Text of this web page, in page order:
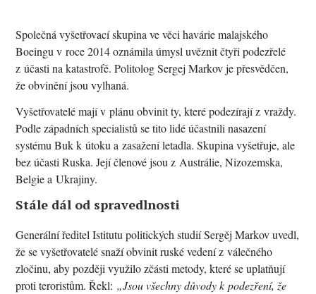
Společná vyšetřovací skupina ve věci havárie malajského
Boeingu v roce 2014 oznámila úmysl uvěznit čtyři podezřelé
z účasti na katastrofě. Politolog Sergej Markov je přesvědčen,
že obvinění jsou vylhaná.
Vyšetřovatelé mají v plánu obvinit ty, které podezírají z vraždy.
Podle západních specialistů se tito lidé účastnili nasazení
systému Buk k útoku a zasažení letadla. Skupina vyšetřuje, ale
bez účasti Ruska. Její členové jsou z Austrálie, Nizozemska,
Belgie a Ukrajiny.
Stále dál od spravedlnosti
Generální ředitel Istitutu politických studií Sergěj Markov uvedl,
že se vyšetřovatelé snaží obvinit ruské vedení z válečného
zločinu, aby později využilo zčásti metody, které se uplatňují
proti teroristům. Řekl: „Jsou všechny důvody k podezření, že